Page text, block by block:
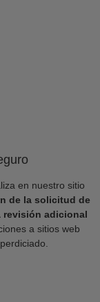
en nuestro sitio
de la solicitud de
revisión adicional
a sitios web